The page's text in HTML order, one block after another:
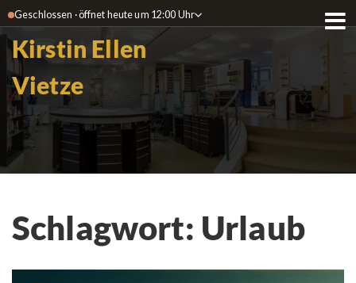
Geschlossen · öffnet heute um 12:00 Uhr
Kirstin Ellen
Vietze
Schlagwort: Urlaub